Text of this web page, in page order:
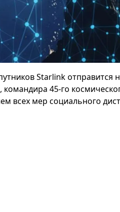
Starlink
45-го
всех мер социального